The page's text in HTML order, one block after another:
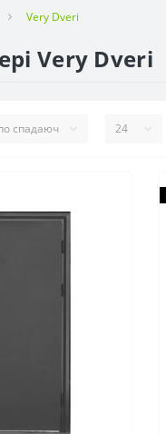
Very Dveri
Very Dveri